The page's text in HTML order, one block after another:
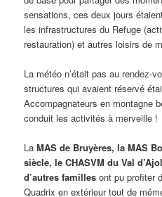
sensations, ces deux jours
les infrastructures du Refuge
restauration) et autres loisirs de
La météo n’était pas au rendez-
structures qui avaient réservé
Accompagnateurs en montagne
conduit les activités à merveille !
LaMAS de Bruyères, la MAS
siècle, le CHASVM du Val
d’autres familles ont pu profiter
Quadrix en extérieur tout de